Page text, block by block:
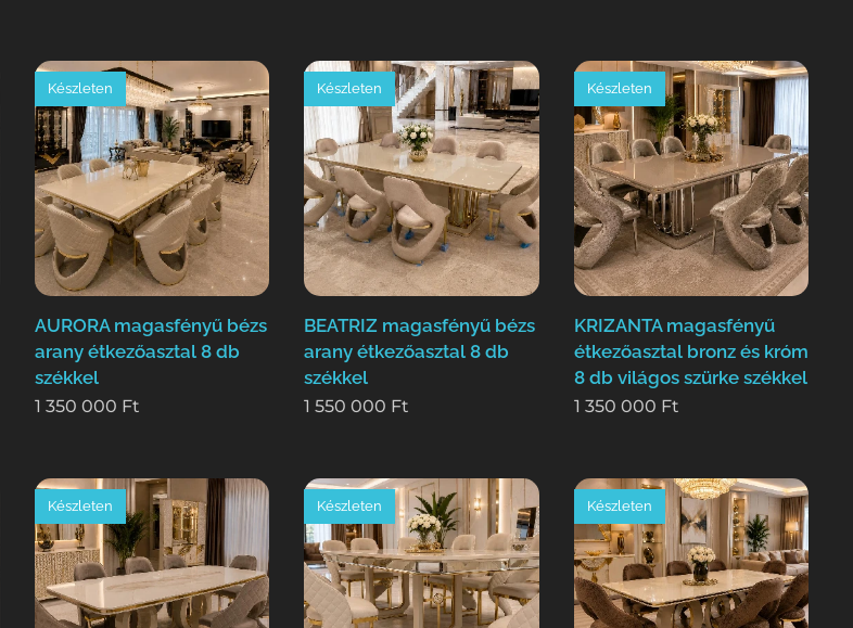
AURORA magasfényű bézs
arany étkezőasztal 8 db
székkel
Készleten
1 350 000 Ft
BEATRIZ magasfényű bézs
arany étkezőasztal 8 db
székkel
Készleten
1 550 000 Ft
KRIZANTA magasfényű
étkezőasztal bronz és króm
8 db világos szürke székkel
Készleten
1 350 000 Ft
Készleten Készleten Készleten